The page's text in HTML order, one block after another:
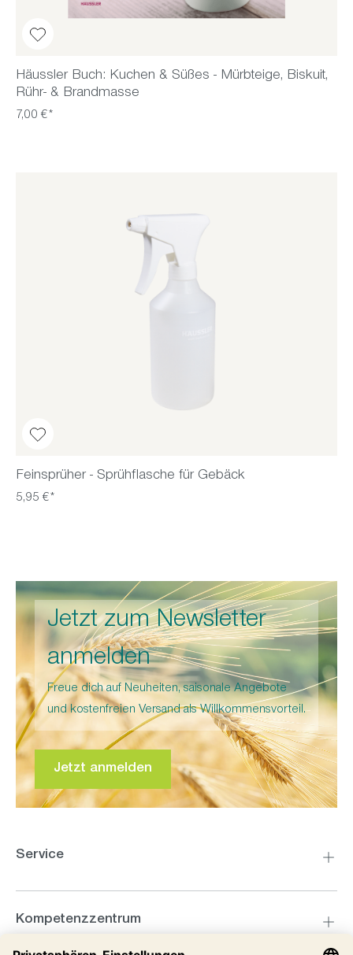
Häussler Buch: Kuchen & Süßes - Mürbteige, Biskuit,
Rühr- & Brandmasse
7,00 €*
Feinsprüher - Sprühflasche für Gebäck
5,95 €*
Jetzt zum Newsletter
anmelden
Freue dich auf Neuheiten, saisonale Angebote
und kostenfreien Versand als Willkommensvorteil.
Jetzt anmelden
Service
Kompetenzzentrum